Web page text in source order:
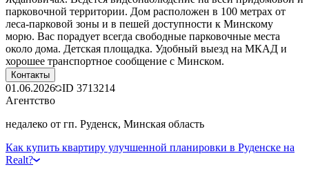
парковочной территории. Дом расположен в 100 метрах от
леса-парковой зоны и в пешей доступности к Минскому
морю. Вас порадует всегда свободные парковочные места
около дома. Детская площадка. Удобный выезд на МКАД и
хорошее транспортное сообщение с Минском.
Контакты
01.06.2026 ID 3713214
Агентство
недалеко от гп. Руденск, Минская область
Как купить квартиру улучшенной планировки в Руденске на
Realt?